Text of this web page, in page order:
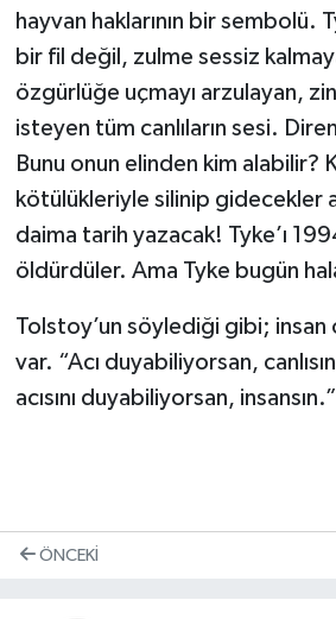
hayvan haklarının bir sembolü.
bir fil değil, zulme sessiz
özgürlüğe uçmayı arzulayan,
isteyen tüm canlıların sesi.
Bunu onun elinden kim alabilir?
kötülükleriyle silinip gidecekler
daima tarih yazacak! Tyke’ı
öldürdüler. Ama Tyke bugün
Tolstoy’un söylediği gibi; insan
var. “Acı duyabiliyorsan,
acısını duyabiliyorsan, insansın.”
ÖNCEKI